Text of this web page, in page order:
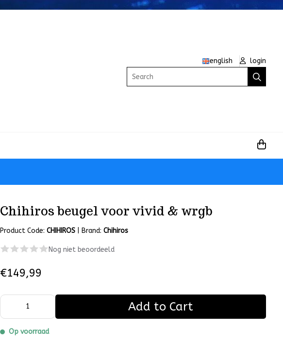
english
login
Search
Chihiros beugel voor vivid & wrgb
Product Code:CHIHIROS Brand:Chihiros
Nog niet beoordeeld
€149,99
Add to Cart
Op voorraad